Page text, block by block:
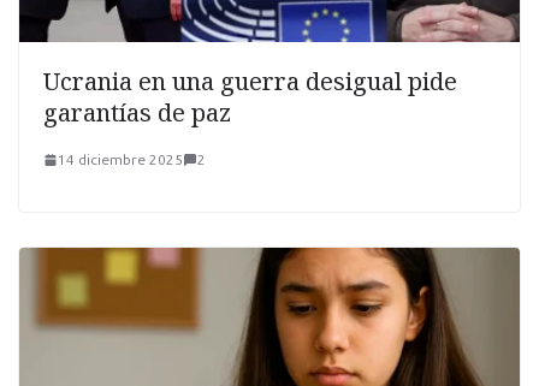
Ucrania en una guerra desigual pide
garantías de paz
14 diciembre 2025 2